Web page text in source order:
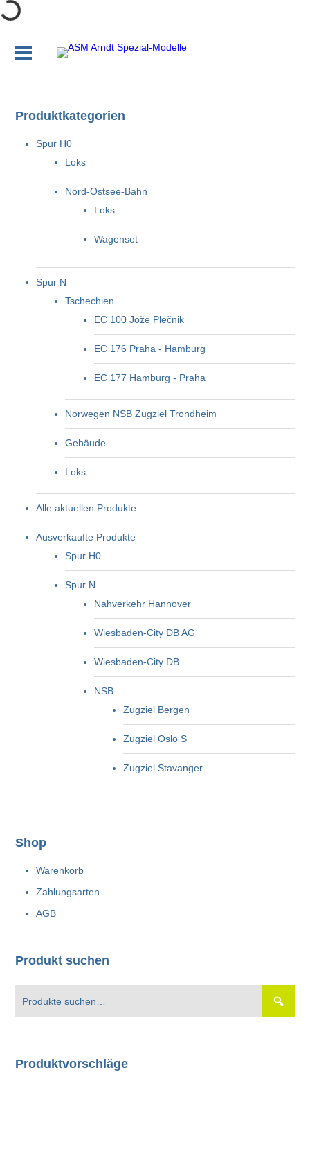
Produktkategorien
Spur H0
Loks
Nord-Ostsee-Bahn
Loks
Wagenset
Spur N
Tschechien
EC 100 Jože Plečnik
EC 176 Praha - Hamburg
EC 177 Hamburg - Praha
Norwegen NSB Zugziel Trondheim
Gebäude
Loks
Alle aktuellen Produkte
Ausverkaufte Produkte
Spur H0
Spur N
Nahverkehr Hannover
Wiesbaden-City DB AG
Wiesbaden-City DB
NSB
Zugziel Bergen
Zugziel Oslo S
Zugziel Stavanger
Shop
Warenkorb
Zahlungsarten
AGB
Produkt suchen
Produktvorschläge